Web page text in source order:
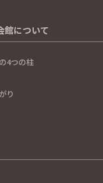
館について
4つの柱
り